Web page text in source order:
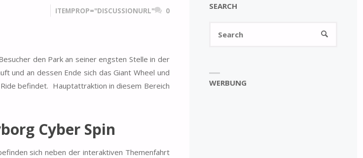
ITEMPROP="DISCUSSIONURL" 0
den Park an seiner engsten Stelle in der
und an dessen Ende sich das Giant Wheel und
befindet. Hauptattraktion in diesem Bereich
Cyber Spin
sich neben der interaktiven Themenfahrt
SEARCH
SEARCH
WERBUNG